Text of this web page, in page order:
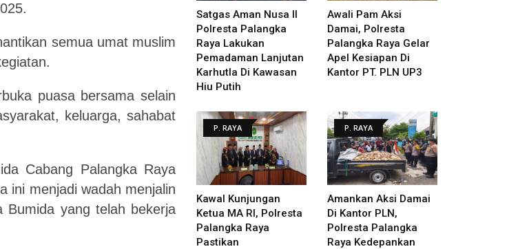
semua umat muslim
puasa bersama selain
keluarga, sahabat
Cabang Palangka Raya
ini menjadi wadah menjalin
Bumida yang telah bekerja
Satgas Aman Nusa II
Polresta Palangka
Raya Lakukan
Pemadaman Lanjutan
Karhutla Di Kawasan
Hiu Putih
Awali Pam Aksi
Damai, Polresta
Palangka Raya Gelar
Apel Kesiapan Di
Kantor PT. PLN UP3
P. RAYA
Kawal Kunjungan
Ketua MA RI, Polresta
Palangka Raya
Pastikan
P. RAYA
Amankan Aksi Damai
Di Kantor PLN,
Polresta Palangka
Raya Kedepankan